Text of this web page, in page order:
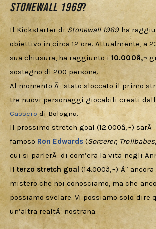
Stonewall 1969?
Il Kickstarter di Stonewall 1969 ha
obiettivo in circa 12 ore. Attualmente, a
sua chiusura, ha raggiunto i 10.000â‚¬
sostegno di 200 persone.
Al momento Ã¨ stato sloccato il primo
tre nuovi personaggi giocabili creati
Cassero di Bologna.
Il prossimo stretch goal (12.000â‚¬) sarÃ
famoso Ron Edwards (Sorcerer, Trollbabes,
cui si parlerÃ  di com’era la vita negli
Il terzo stretch goal (14.000â‚¬) Ã¨
mistero che noi conosciamo, ma che
possiamo svelare. Vi possiamo solo dire
un’altra realtÃ  nostrana.